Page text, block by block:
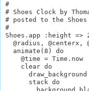
#
# Shoes Clock by
# posted to the
#
Shoes.app :height =>
@radius, @centerx,
  animate(8) do
    @time = Time.now
    clear do
      draw_background
      stack do